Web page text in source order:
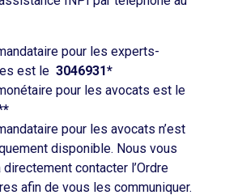
pour les experts-
est le 3046931*
pour les avocats est le
pour les avocats n’est
disponible. Nous vous
contacter l’Ordre
afin de vous les communiquer.